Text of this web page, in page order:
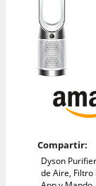
Compartir:
Dyson
de Aire, Filtro